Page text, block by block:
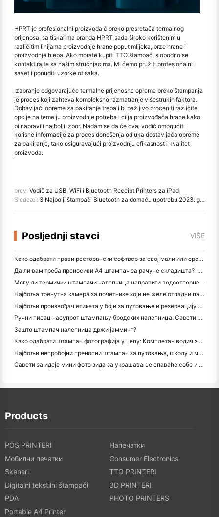
HPRT je profesionalni proizvođa č preko presretača termalnog
prijenosa, sa tiskarima branda HPRT sada široko korištenim u
različitim linijama proizvodnje hrane poput mlijeka, brze hrane i
proizvodnje hleba. Ako morate kupiti TTO štampač, slobodno se
kontaktirajte sa našim stručnjacima. Mi ćemo pružiti profesionalni
savet i ponuditi uzorke otisaka.
Izabranje odgovarajuće termalne prijenosne opreme preko štampanja
je proces koji zahteva kompleksno razmatranje višestrukih faktora.
Dobavljači opreme za pakiranje trebali bi pažljivo proceniti različite
opcije na temelju proizvodnje potreba i cilja proizvođača hrane kako
bi napravili najbolji izbor. Nadam se da će ovaj vodič omogućiti
korisne informacije za proces donošenja odluka dostavljača opreme
za pakiranje, tako osiguravajući proizvodnju efikasnost i kvalitet
proizvoda.
prev: Vodič za USB, WiFi i Bluetooth Receipt Printers za iPad
Sledeæi: 3 Najbolji štampači Bluetooth za domaću upotrebu 2023. godine: fotografija, etiketa i A4 štampanja
Posljednji stavci VIŠE
Како одабрати прави ресторански софтвер за свој мали или средњи ресторан
Да ли вам треба преносиви А4 штампач за рачуне складишта? Шта заправо ради
Могу ли термички штампачи налепница направити водоотпорне налепнице за мале пословне производе?
Најбоља тренутна камера за почетнике који не желе отпадни папир
Најбољи произвођач етикета у боји за путовање и резервацију текста: Додајте више боја свакој страници
Ручни писац насупрот штампању бродских налепница: Савети за мала предузећа у 2026. години
Зашто штампач налепница држи јамминг?
Како одабрати штампач фотографија у џепу: Комплетан водич за кориснике путовања, путовања и иПхонеа
Најбољи непробојни преносни штампач за путовања, школу и мобилне радове: Ханин МТ620 Про Ревиев
Савети за идеје мини фото зида за украшавање спаваће собе и спаваће собе
Products
POS PRINTERI
Напечатки
Мобилни печатки
Consumer Electronics
Skeneri
TTO PRINTERI
Digitalni tekstilni štampači
3D PRINTERI
PDA
PHOTO PRINTERS
Portable A4 Printer